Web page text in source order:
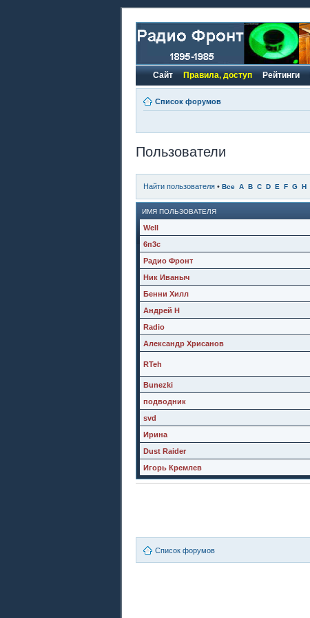
Сайт Правила, доступ Рейтинги
Список форумов
Пользователи
Найти пользователя • Все A B C D E F G H
ИМЯ ПОЛЬЗОВАТЕЛЯ
Well
6п3с
Радио Фронт
Ник Иваныч
Бенни Хилл
Андрей Н
Radio
Александр Хрисанов
RTeh
Bunezki
подводник
svd
Ирина
Dust Raider
Игорь Кремлев
Список форумов